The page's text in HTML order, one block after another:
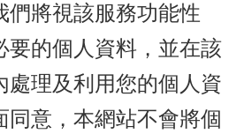
們將視該服務功能性
要的個人資料，並在該
處理及利用您的個人資
同意，本網站不會將個